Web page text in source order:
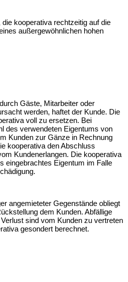
kooperativa rechtzeitig auf die
außergewöhnlichen hohen
Gäste, Mitarbeiter oder
werden, haftet der Kunde. Die
voll zu ersetzen. Bei
des verwendeten Eigentums von
Kunden zur Gänze in Rechnung
kooperativa den Abschluss
Kundenerlangen. Die kooperativa
eingebrachtes Eigentum im Falle
angemieteter Gegenstände obliegt
dem Kunden. Abfällige
sind vom Kunden zu vertreten
gesondert berechnet.